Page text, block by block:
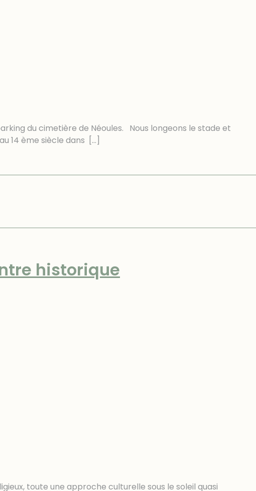
du cimetière de Néoules. Nous longeons le stade et
14 ème siècle dans
[…]
historique
toute une approche culturelle sous le soleil quasi